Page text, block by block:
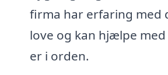
firma har erfaring med
love og kan hjælpe
er i orden.